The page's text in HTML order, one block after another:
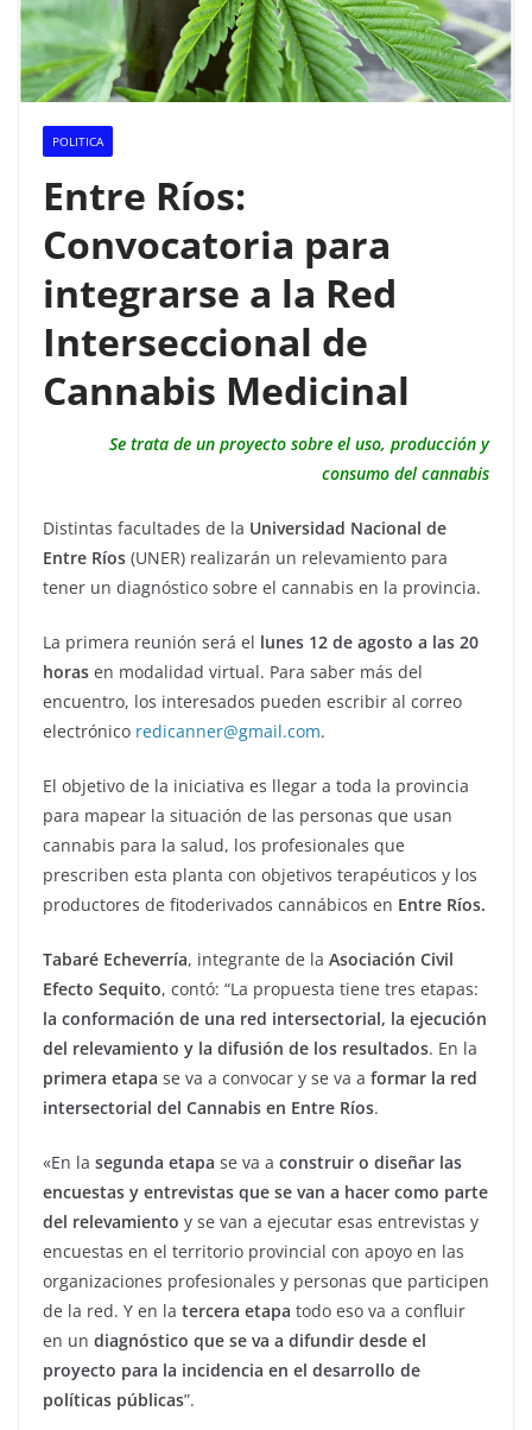
POLITICA
Entre Ríos:
Convocatoria para
integrarse a la Red
Interseccional de
Cannabis Medicinal
Se trata de un proyecto sobre el uso, producción y
consumo del cannabis
Distintas facultades de la Universidad Nacional de
Entre Ríos (UNER) realizarán un relevamiento para
tener un diagnóstico sobre el cannabis en la provincia.
La primera reunión será el lunes 12 de agosto a las 20
horas en modalidad virtual. Para saber más del
encuentro, los interesados pueden escribir al correo
electrónico redicanner@gmail.com.
El objetivo de la iniciativa es llegar a toda la provincia
para mapear la situación de las personas que usan
cannabis para la salud, los profesionales que
prescriben esta planta con objetivos terapéuticos y los
productores de fitoderivados cannábicos en Entre Ríos.
Tabaré Echeverría, integrante de la Asociación Civil
Efecto Sequito, contó: “La propuesta tiene tres etapas:
la conformación de una red intersectorial, la ejecución
del relevamiento y la difusión de los resultados. En la
primera etapa se va a convocar y se va a formar la red
intersectorial del Cannabis en Entre Ríos.
«En la segunda etapa se va a construir o diseñar las
encuestas y entrevistas que se van a hacer como parte
del relevamiento y se van a ejecutar esas entrevistas y
encuestas en el territorio provincial con apoyo en las
organizaciones profesionales y personas que participen
de la red. Y en la tercera etapa todo eso va a confluir
en un diagnóstico que se va a difundir desde el
proyecto para la incidencia en el desarrollo de
políticas públicas”.